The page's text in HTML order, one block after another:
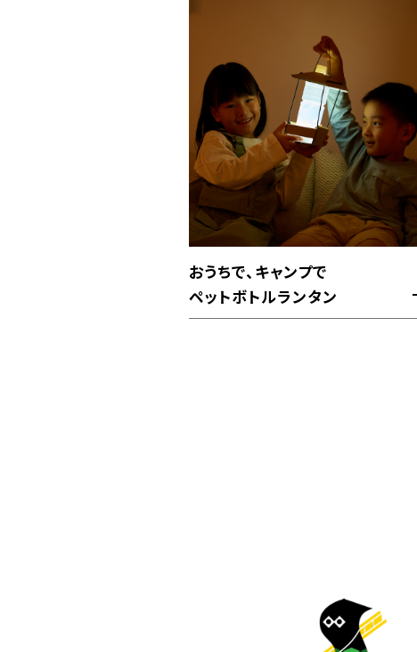
おうちで、キャンプで
ペットボトルランタン